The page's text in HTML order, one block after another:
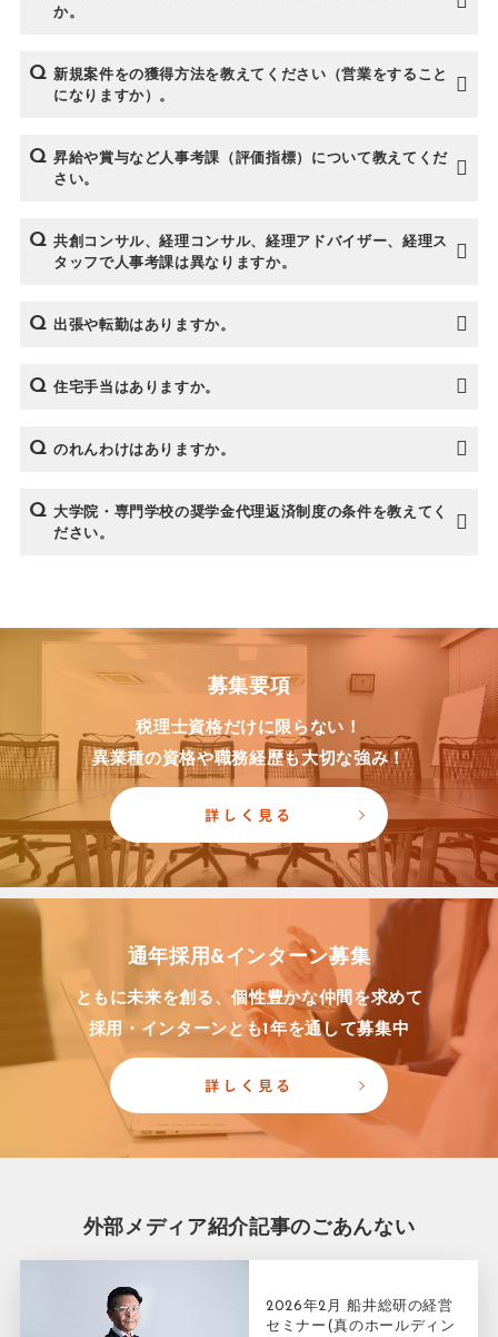
か。
新規案件をの獲得方法を教えてください（営業をすること
になりますか）。
昇給や賞与など人事考課（評価指標）について教えてくだ
さい。
共創コンサル、経理コンサル、経理アドバイザー、経理ス
タッフで人事考課は異なりますか。
出張や転勤はありますか。
住宅手当はありますか。
のれんわけはありますか。
大学院・専門学校の奨学金代理返済制度の条件を教えてく
ださい。
募集要項
税理士資格だけに限らない！
異業種の資格や職務経歴も大切な強み！
通年採用&インターン募集
ともに未来を創る、個性豊かな仲間を求めて
採用・インターンとも1年を通して募集中
外部メディア紹介記事のごあんない
2026年2月 船井総研の経営
セミナー(真のホールディン